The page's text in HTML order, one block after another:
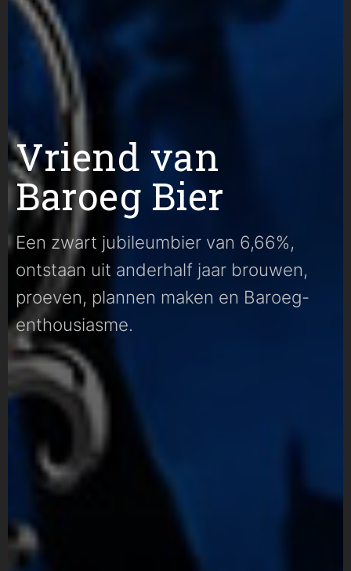
Vriend van
Baroeg Bier
Een zwart jubileumbier van 6,66%,
ontstaan uit anderhalf jaar brouwen,
proeven, plannen maken en Baroeg-
enthousiasme.